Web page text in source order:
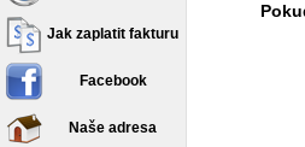
Jak zaplatit fakturu
Facebook
Naše adresa